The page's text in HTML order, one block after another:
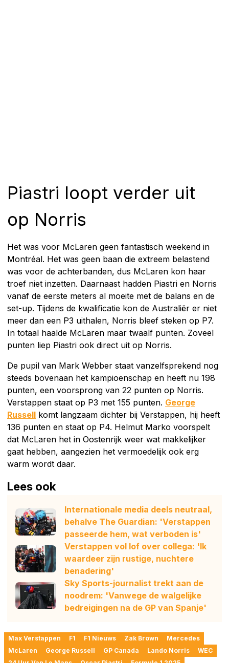
Piastri loopt verder uit
op Norris
Het was voor McLaren geen fantastisch weekend in
Montréal. Het was geen baan die extreem belastend
was voor de achterbanden, dus McLaren kon haar
troef niet inzetten. Daarnaast hadden Piastri en Norris
vanaf de eerste meters al moeite met de balans en de
set-up. Tijdens de kwalificatie kon de Australiër er niet
meer dan een P3 uithalen, Norris bleef steken op P7.
In totaal haalde McLaren maar twaalf punten. Zoveel
punten liep Piastri ook direct uit op Norris.
De pupil van Mark Webber staat vanzelfsprekend nog
steeds bovenaan het kampioenschap en heeft nu 198
punten, een voorsprong van 22 punten op Norris.
Verstappen staat op P3 met 155 punten. George
Russell komt langzaam dichter bij Verstappen, hij heeft
136 punten en staat op P4. Helmut Marko voorspelt
dat McLaren het in Oostenrijk weer wat makkelijker
gaat hebben, aangezien het vermoedelijk ook erg
warm wordt daar.
Lees ook
Internationale media deels neutraal,
behalve The Guardian: 'Verstappen
passeerde hem, wat verboden is'
Verstappen vol lof over collega: 'Ik
waardeer zijn rustige, nuchtere
benadering'
Sky Sports-journalist trekt aan de
noodrem: 'Vanwege de walgelijke
bedreigingen na de GP van Spanje'
Max Verstappen F1 F1 Nieuws Zak Brown
Mercedes
McLaren
George Russell GP Canada Lando Norris
WEC